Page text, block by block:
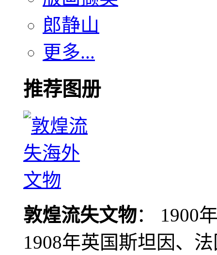
郎静山
更多...
推荐图册
敦煌流失文物： 1900
1908年英国斯坦因、